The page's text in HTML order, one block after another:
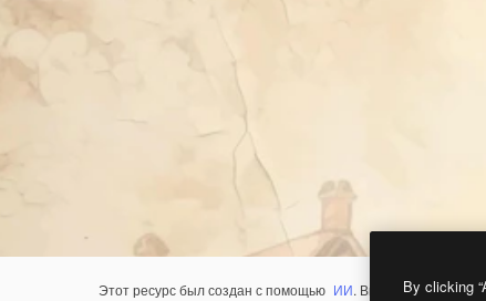
Этот ресурс был создан с помощью ИИ. Вы можетеBy clicking